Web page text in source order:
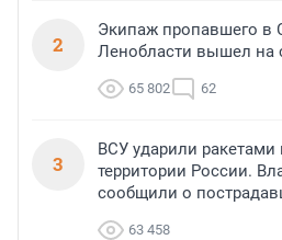
2
Экипаж пропавшего в
Ленобласти вышел на
65 802 62
3
ВСУ ударили
территории России.
сообщили о
63 458